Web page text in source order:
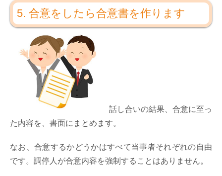
5. 合意をしたら合意書を作ります
話し合いの結果、合意に至っ
た内容を、書面にまとめます。
なお、合意するかどうかはすべて当事者それぞれの自由
です。調停人が合意内容を強制することはありません。